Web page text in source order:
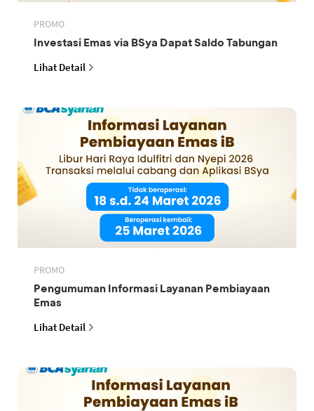
PROMO
Investasi Emas via BSya Dapat Saldo Tabungan
Lihat Detail
PROMO
Pengumuman Informasi Layanan Pembiayaan
Emas
Lihat Detail